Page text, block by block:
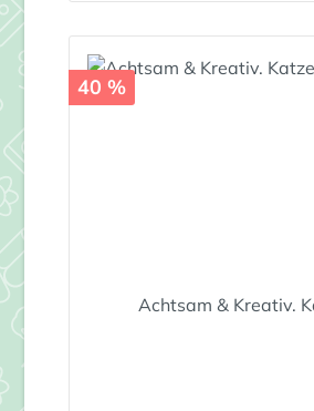
40 %
Achtsam & Kreativ.